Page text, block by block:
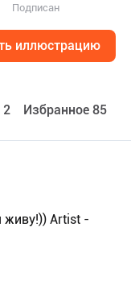
Подписан
иллюстрацию
2 Избранное 85
Artist -